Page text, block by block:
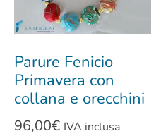
Parure Fenicio
Primavera con
collana e orecchini
96,00€ IVA inclusa